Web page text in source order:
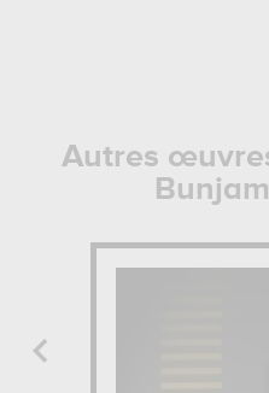
Autres